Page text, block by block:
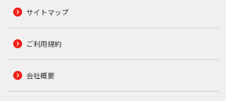
サイトマップ
ご利用規約
会社概要